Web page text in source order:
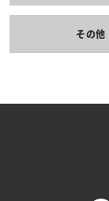
その他